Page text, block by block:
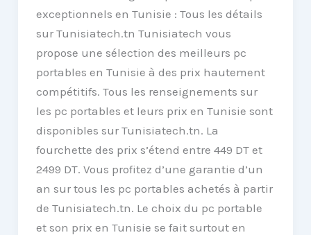
exceptionnels en Tunisie : Tous les détails
sur Tunisiatech.tn Tunisiatech vous
propose une sélection des meilleurs pc
portables en Tunisie à des prix hautement
compétitifs. Tous les renseignements sur
les pc portables et leurs prix en Tunisie sont
disponibles sur Tunisiatech.tn. La
fourchette des prix s’étend entre 449 DT et
2499 DT. Vous profitez d’une garantie d’un
an sur tous les pc portables achetés à partir
de Tunisiatech.tn. Le choix du pc portable
et son prix en Tunisie se fait surtout en